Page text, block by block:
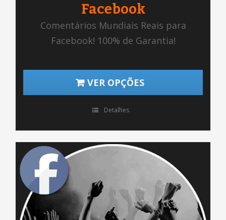
Facebook
Comentários Mundiais Reais para
Facebook! 100% de Garantia!
VER OPÇÕES
Detalhes